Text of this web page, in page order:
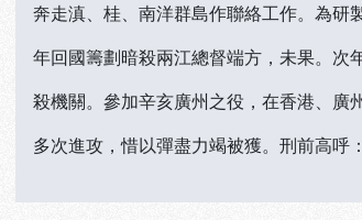
奔走滇、桂、南洋群島作聯絡工作。為
年回國籌劃暗殺兩江總督端方，未果。次
殺機關。參加辛亥廣州之役，在香港、廣
多次進攻，惜以彈盡力竭被獲。刑前高呼